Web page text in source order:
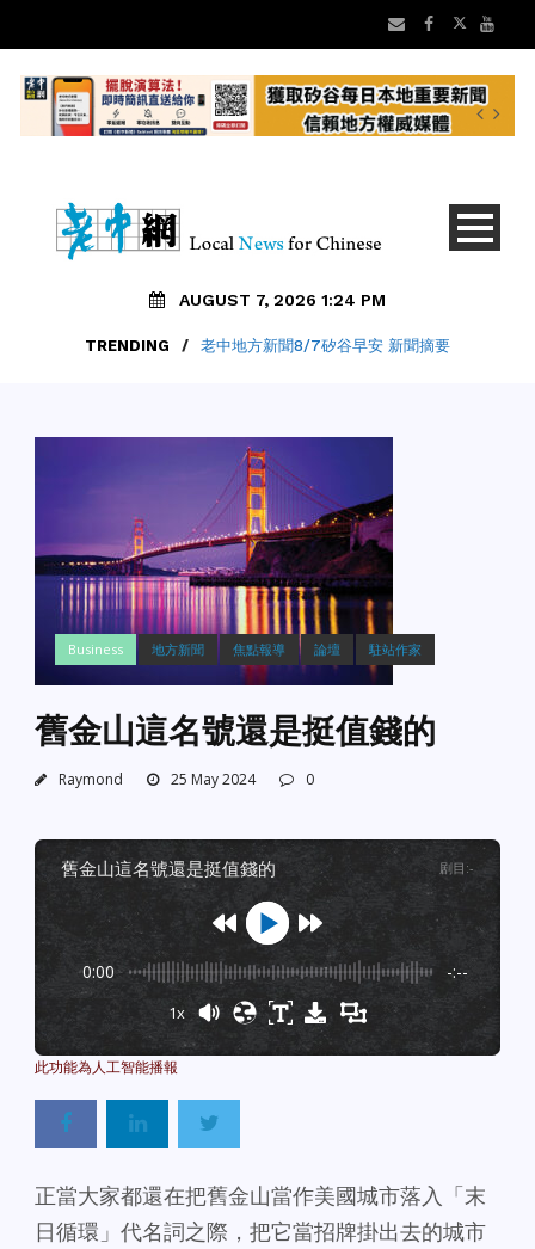
AUGUST 7, 2026 1:24 PM
TRENDING / 老中地方新聞8/7矽谷早安 新聞摘要
Business 地方新聞 焦點報導 論壇 駐站作家
舊金山這名號還是挺值錢的
Raymond 25 May 2024 0
舊金山這名號還是挺值錢的 剧目 :-
0:00 -:--
1x
正當大家都還在把舊金山當作美國城市落入「末
日循環」代名詞之際，把它當招牌掛出去的城市